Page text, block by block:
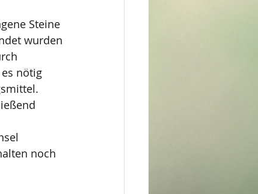
Steine
wurden
nötig
noch